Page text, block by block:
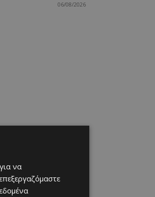
06/08/2026
να